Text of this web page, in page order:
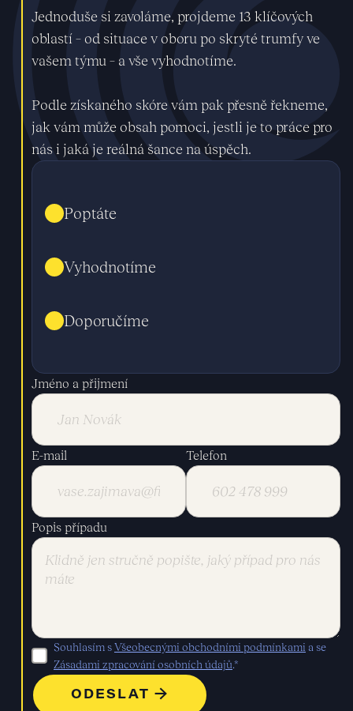
Jednoduše si zavoláme, projdeme 13 klíčových
oblastí – od situace v oboru po skryté trumfy ve
vašem týmu – a vše vyhodnotíme.
Podle získaného skóre vám pak přesně řekneme,
jak vám může obsah pomoci, jestli je to práce pro
nás i jaká je reálná šance na úspěch.
Poptáte
Vyhodnotíme
Doporučíme
Jméno a přijmení
E-mail Telefon
Popis případu
Souhlasím sVšeobecnými obchodními podmínkami a se
Zásadami zpracování osobních údajů.*